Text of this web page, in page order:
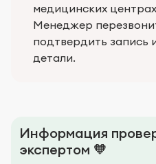
медицинских
Менеджер
подтвердить запись
детали.
Информация
экспертом 🧡